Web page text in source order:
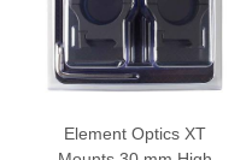
Element Optics XT